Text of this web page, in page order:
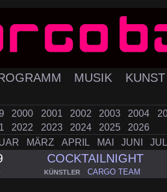
MUSIK KUNST
2000 2001 2002 2003 2004
2022 2023 2024 2025
2026
MÄRZ APRIL MAI JUNI JULI
COCKTAILNIGHT
KÜNSTLER CARGO TEAM